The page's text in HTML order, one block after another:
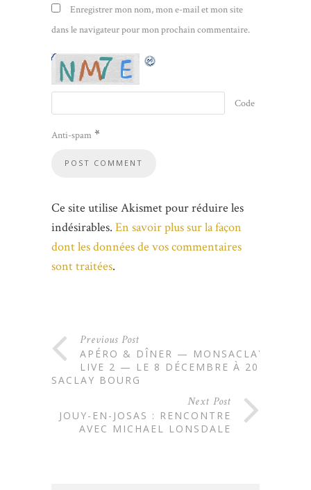
Enregistrer mon nom, mon e-mail et mon site
dans le navigateur pour mon prochain commentaire.
Code
Anti-spam *
Ce site utilise Akismet pour réduire les
indésirables. En savoir plus sur la façon
dont les données de vos commentaires
sont traitées.
Previous Post
APÉRO & DÎNER — MONSACLAY
LIVE 2 — LE 8 DÉCEMBRE À 20H
SACLAY BOURG
Next Post
JOUY-EN-JOSAS : RENCONTRE
AVEC MICHAEL LONSDALE